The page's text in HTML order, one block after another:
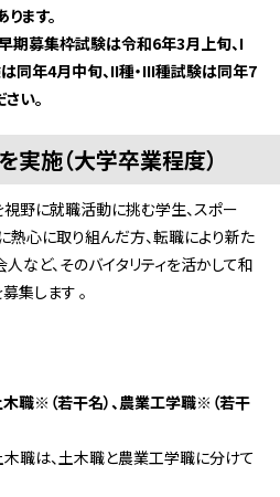
ます。
期募集枠試験は令和6年3月上旬、I
同年4月中旬、II種・III種試験は同年7
い。
施（大学卒業程度）
野に就職活動に挑む学生、スポー
熱心に取り組んだ方、転職により新た
など、そのバイタリティを活かして和
集します 。
木職※（若干名）、農業工学職※（若干
職は、土木職と農業工学職に分けて